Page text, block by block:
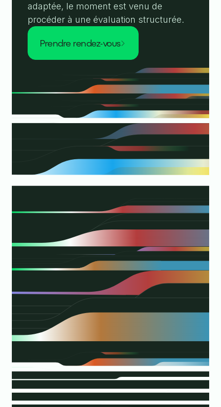
adaptée, le moment est venu de
procéder à une évaluation structurée.
prendre rendez-vous